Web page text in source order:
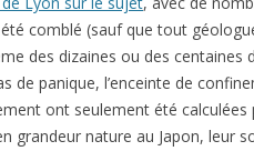
comblé (sauf que tout
des dizaines ou des centaines
de panique, l’enceinte de
ont seulement été calculées
grandeur nature au Japon, leur